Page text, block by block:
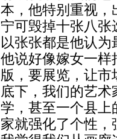
本，他特别重视，
宁可毁掉十张八张
以张张都是他认
他说好像嫁女一样
版，要展览，让
底下，我们的艺
学，甚至一个县上
家就强化了个性